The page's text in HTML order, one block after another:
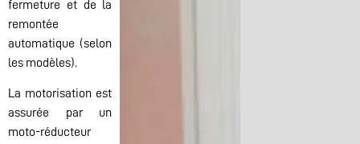
fermeture et de la
remontée
automatique (selon
les modèles).
La motorisation est
assurée par un
moto-réducteur